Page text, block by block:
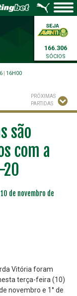
166.306
SÓCIOS
16H00
PRÓXIMAS
PARTIDAS
são
com a
10 de novembro de
Vitória foram
terça-feira (10)
novembro e 1° de